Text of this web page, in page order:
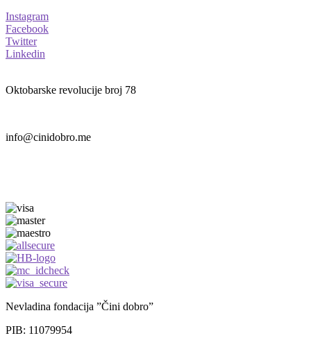
Instagram
Facebook
Twitter
Linkedin
Oktobarske revolucije broj 78
info@cinidobro.me
Nevladina fondacija ”Čini dobro”
PIB: 11079954